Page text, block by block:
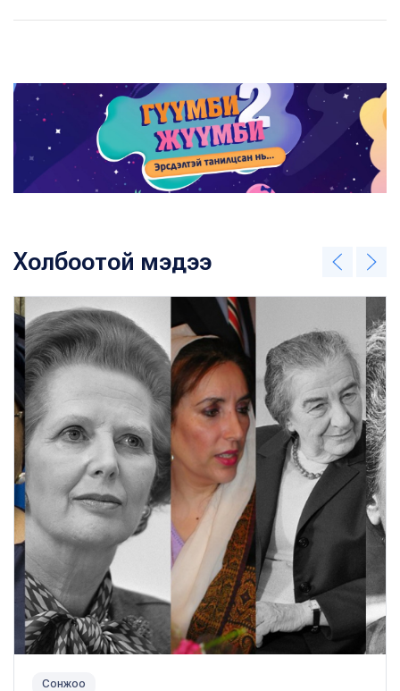
Холбоотой мэдээ
Сонжоо